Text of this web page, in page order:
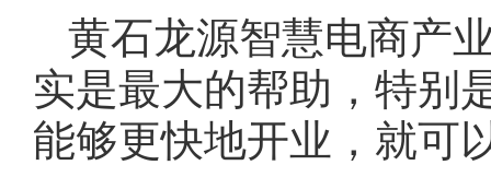
黄石龙源智慧电商产
实是最大的帮助，特别
能够更快地开业，就可